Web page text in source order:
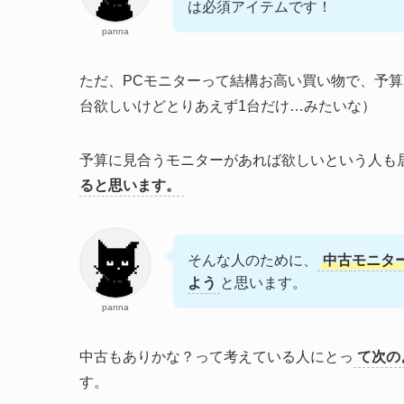
panna
は必須アイテムです！
ただ、PCモニターって結構お高い買い物で、予
台欲しいけどとりあえず1台だけ…みたいな）
予算に見合うモニターがあれば欲しいという人も
ると思います。
panna
そんな人のために、
中古モニタ
よう と思います。
中古もありかな？って考えている人にとっ て次の
す。